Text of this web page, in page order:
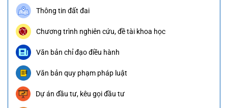
Thông tin đất đai
Chương trình nghiên cứu, đề tài khoa học
Văn bản chỉ đạo điều hành
Văn bản quy phạm pháp luật
Dự án đầu tư, kêu gọi đầu tư